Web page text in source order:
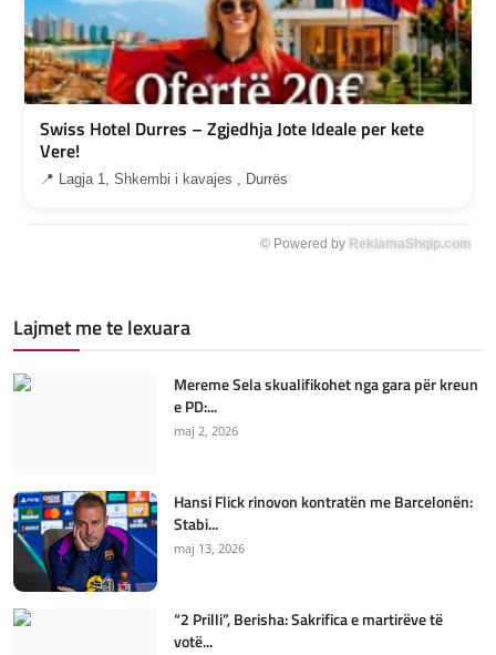
Swiss Hotel Durres – Zgjedhja Jote Ideale per kete
Vere!
📍 Lagja 1, Shkembi i kavajes , Durrës
© Powered by ReklamaShqip.com
Lajmet me te lexuara
Mereme Sela skualifikohet nga gara për kreun
e PD:...
maj 2, 2026
Hansi Flick rinovon kontratën me Barcelonën:
Stabi...
maj 13, 2026
“2 Prilli”, Berisha: Sakrifica e martirëve të
votë...